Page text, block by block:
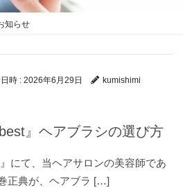
知らせ
時 : 2026年6月29日 kumishimi
』ヘアブラシの選び方
にて、当ヘアサロンの美容師であ
正典が、ヘアブラ […]